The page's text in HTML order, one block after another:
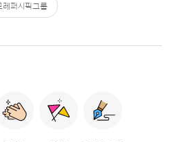
레퍼시픽그룹